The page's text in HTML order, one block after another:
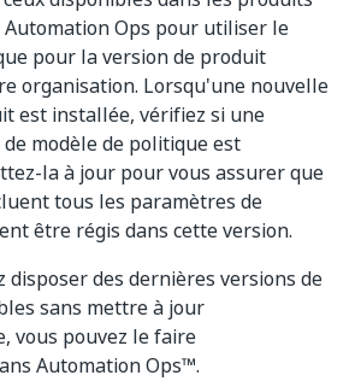
Ops pour utiliser le
pour la version de produit
organisation. Lorsqu'une nouvelle
est installée, vérifiez si une
modèle de politique est
la à jour pour vous assurer que
tous les paramètres de
être régis dans cette version.
disposer des dernières versions de
sans mettre à jour
vous pouvez le faire
Automation Ops™.